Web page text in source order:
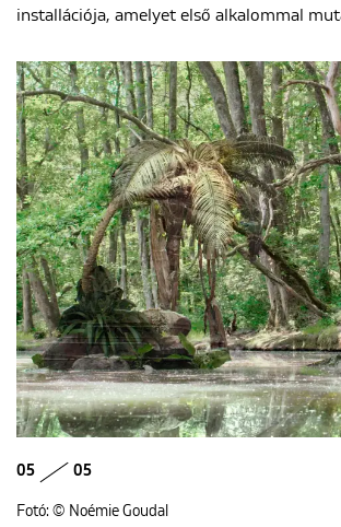
installációja, amelyet első alkalommal
05 05
Fotó: © Noémie Goudal